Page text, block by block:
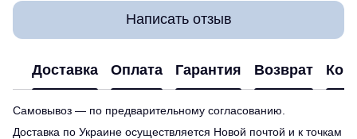
Написать отзыв
Доставка Оплата Гарантия Возврат
Самовывоз — по предварительному согласованию.
Доставка по Украине осуществляется Новой почтой и к точкам